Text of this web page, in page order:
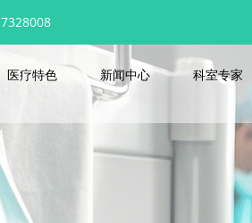
医疗特色 新闻中心 科室专家